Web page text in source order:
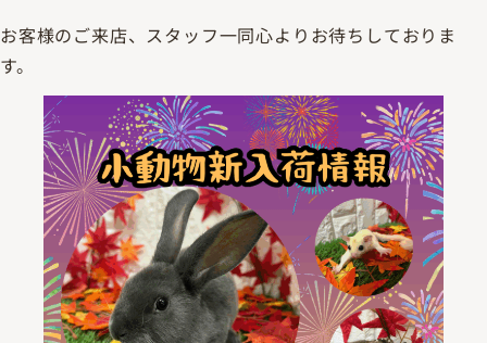
お客様のご来店、スタッフ一同心よりお待ちしておりま
す。